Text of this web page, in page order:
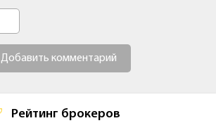
Добавить комментарий
Рейтинг брокеров